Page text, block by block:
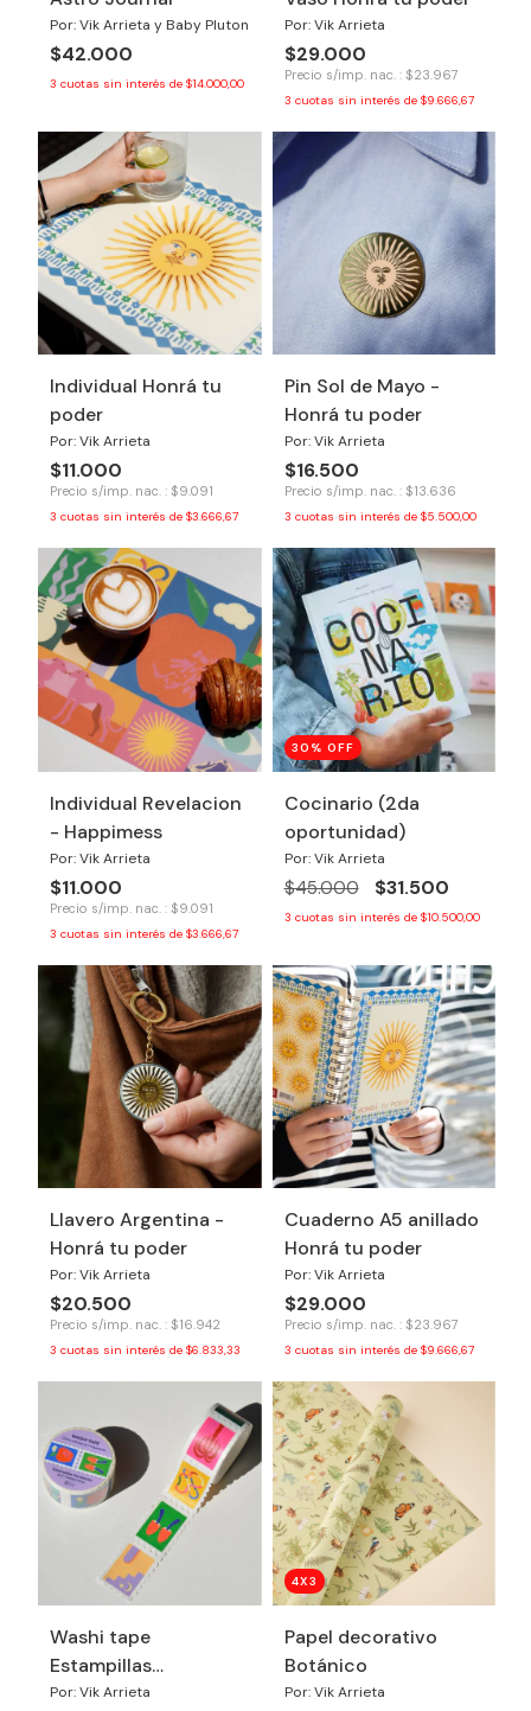
Por: Vik Arrieta y Baby Pluton
$42.000
3 cuotas sin interés de $14.000,00
Por: Vik Arrieta
$29.000
Precio s/imp. nac. : $23.967
3 cuotas sin interés de $9.666,67
Individual Honrá tu
poder
Por: Vik Arrieta
$11.000
Precio s/imp. nac. : $9.091
3 cuotas sin interés de $3.666,67
Pin Sol de Mayo -
Honrá tu poder
Por: Vik Arrieta
$16.500
Precio s/imp. nac. : $13.636
3 cuotas sin interés de $5.500,00
Individual Revelacion
- Happimess
Por: Vik Arrieta
$11.000
Precio s/imp. nac. : $9.091
3 cuotas sin interés de $3.666,67
30 % OFF
Cocinario (2da
oportunidad)
Por: Vik Arrieta
$45.000 $31.500
3 cuotas sin interés de $10.500,00
Llavero Argentina -
Honrá tu poder
Por: Vik Arrieta
$20.500
Precio s/imp. nac. : $16.942
3 cuotas sin interés de $6.833,33
Cuaderno A5 anillado
Honrá tu poder
Por: Vik Arrieta
$29.000
Precio s/imp. nac. : $23.967
3 cuotas sin interés de $9.666,67
Washi tape
Estampillas
Revelacion
Por: Vik Arrieta
4X3
Papel decorativo
Botánico
Por: Vik Arrieta